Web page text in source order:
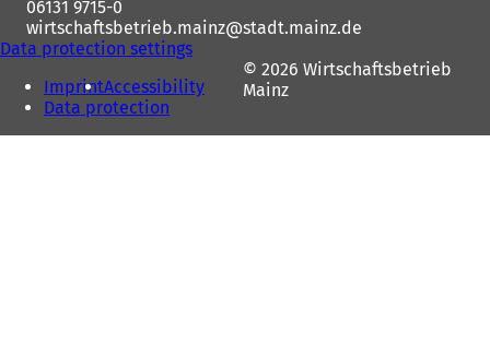
06131 9715-0
wirtschaftsbetrieb.mainz
stadt.mainz de
Data protection settings
ImprintAccessibility
Data protection
© 2026 Wirtschaftsbetrieb
Mainz